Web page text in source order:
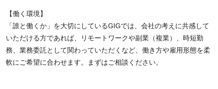
【働く環境】
「誰と働くか」を大切にしているGIGでは、会社の考えに共感して
いただける方であれば、リモートワークや副業（複業）、時短勤
務、業務委託として関わっていただくなど、働き方や雇用形態を柔
軟にご希望に合わせます。まずはご相談ください。